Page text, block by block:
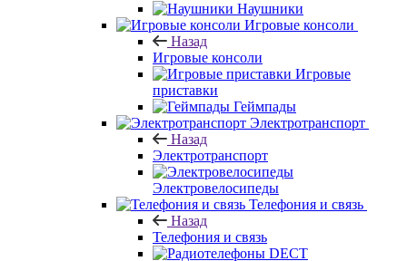
Наушники
Игровые консоли
Назад
Игровые консоли
Игровые
приставки
Геймпады
Электротранспорт
Назад
Электротранспорт
Электровелосипеды
Телефония и связь
Назад
Телефония и связь